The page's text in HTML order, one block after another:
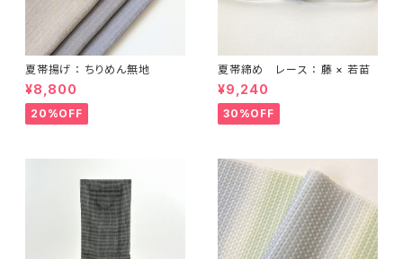
夏帯揚げ ： ちりめん無地
¥8,800
20%OFF
夏帯締め レース ： 藤 × 若苗
¥9,240
30%OFF